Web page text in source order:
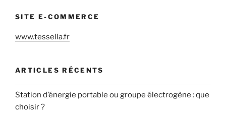
SITE E-COMMERCE
www.tessella.fr
ARTICLES RÉCENTS
Station d’énergie portable ou groupe électrogène : que
choisir ?